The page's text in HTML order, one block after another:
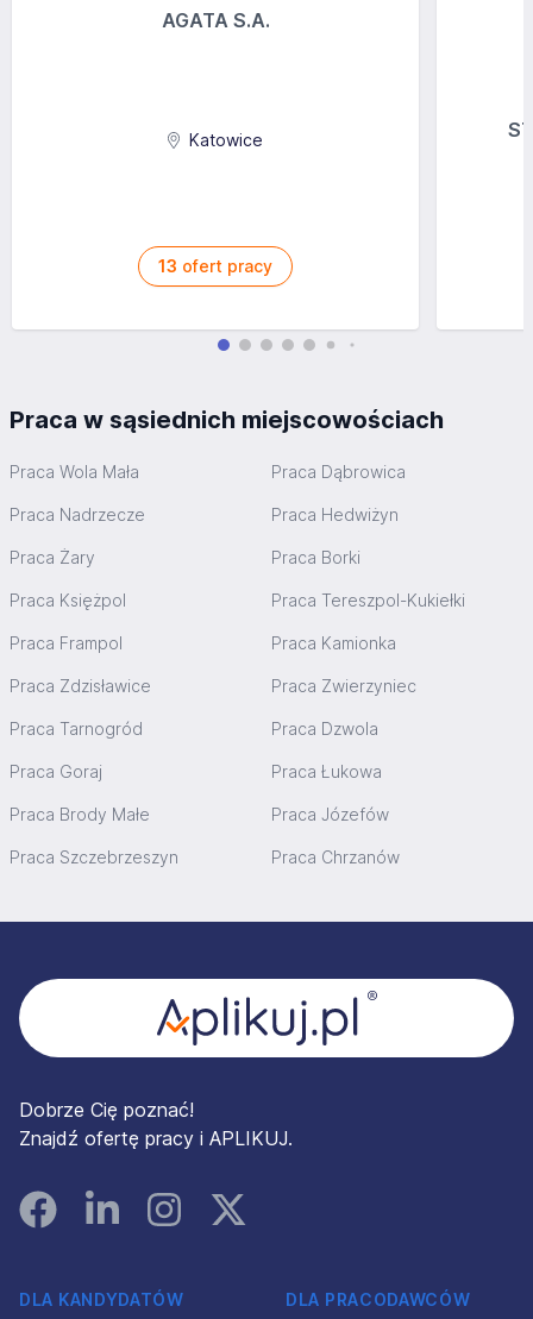
AGATA S.A.
Katowice
13 ofert pracy
Praca w sąsiednich miejscowościach
Praca Wola Mała Praca Dąbrowica
Praca Nadrzecze Praca Hedwiżyn
Praca Żary Praca Borki
Praca Księżpol Praca Tereszpol-Kukiełki
Praca Frampol Praca Kamionka
Praca Zdzisławice Praca Zwierzyniec
Praca Tarnogród Praca Dzwola
Praca Goraj Praca Łukowa
Praca Brody Małe Praca Józefów
Praca Szczebrzeszyn Praca Chrzanów
Dobrze Cię poznać!
Znajdź ofertę pracy i APLIKUJ.
FacebookLinked InInstagramInstagram
DLA KANDYDATÓW DLA PRACODAWCÓW